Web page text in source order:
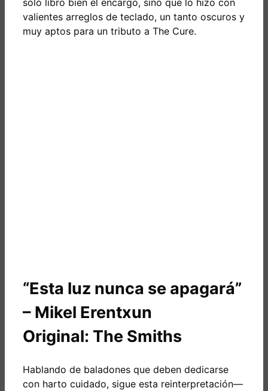
solo libró bien el encargo, sino que lo hizo con
valientes arreglos de teclado, un tanto oscuros y
muy aptos para un tributo a The Cure.
“Esta luz nunca se apagará”
– Mikel Erentxun
Original: The Smiths
Hablando de baladones que deben dedicarse
con harto cuidado, sigue esta reinterpretación—